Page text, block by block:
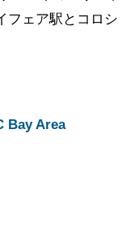
フェア駅とコロシ
Bay Area